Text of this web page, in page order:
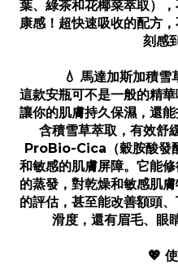
葉、綠茶和花椰菜萃取）
康感！超快速吸收的配方
刻感
💧 馬達加斯加積
這款安瓶可不是一般的精
讓你的肌膚持久保濕，還
含積雪草萃取，有效舒
ProBio-Cica（穀胺酸發
和敏感的肌膚屏障。它能
的蒸發，對乾燥和敏感肌
的評估，甚至能改善額頭
滑度，還有眉毛、眼
💖